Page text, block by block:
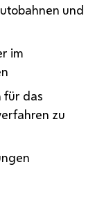
und
im
für das
zu